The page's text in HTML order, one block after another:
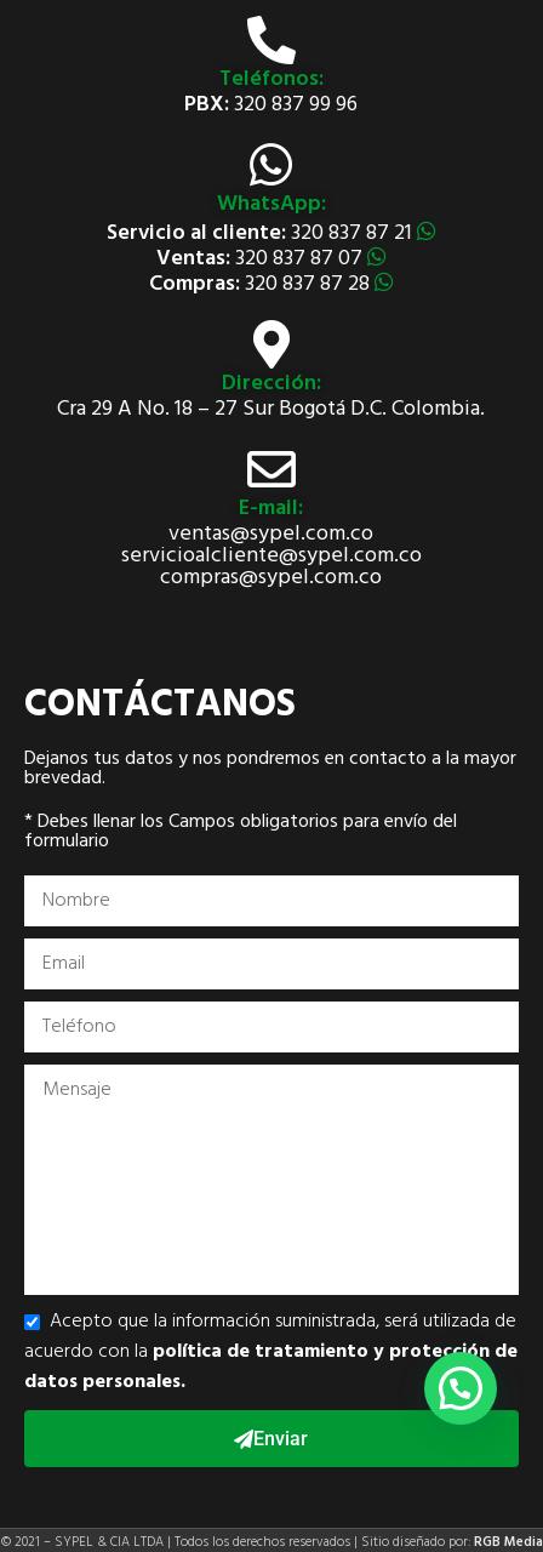
Teléfonos:
PBX:320 837 99 96
WhatsApp:
Servicio al cliente:320 837 87 21
Ventas:320 837 87 07
Compras:320 837 87 28
Dirección:
Cra 29 A No. 18 – 27 Sur Bogotá D.C. Colombia.
E-mail:
ventas@sypel.com.co
servicioalcliente@sypel.com.co
compras@sypel.com.co
CONTÁCTANOS
Dejanos tus datos y nos pondremos en contacto a la mayor
brevedad.
* Debes llenar los Campos obligatorios para envío del
formulario
Acepto que la información suministrada, será utilizada de
acuerdo con la política de tratamiento y protección de
datos personales.
Enviar
© 2021 – SYPEL & CIA LTDA | Todos los derechos reservados | Sitio diseñado por:RGB Media